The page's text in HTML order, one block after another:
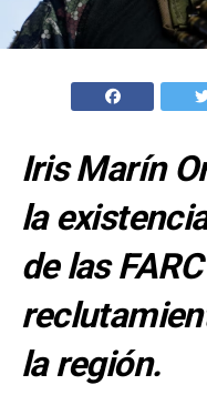
Iris Marín
la
de las
la región.